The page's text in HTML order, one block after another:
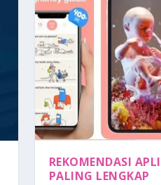
REKOMENDASI
PALING LENGKAP